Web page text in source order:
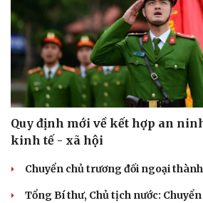
Quy định mới về kết hợp an
kinh tế - xã hội
Chuyển chủ trương đối ngoại
Tổng Bí thư, Chủ tịch nước: